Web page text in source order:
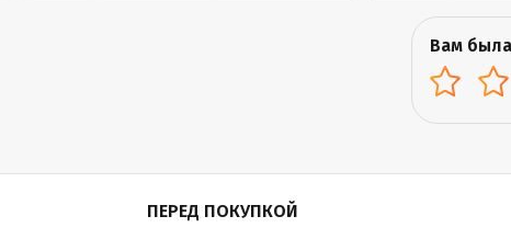
Вам
ПЕРЕД ПОКУПКОЙ